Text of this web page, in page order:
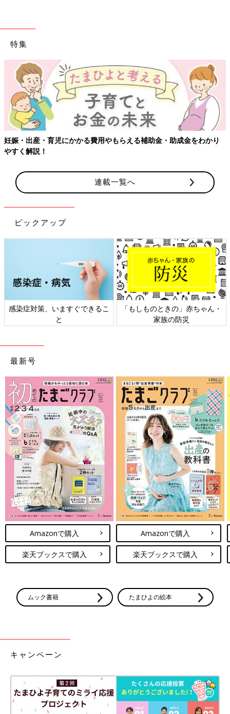
特集
妊娠・出産・育児にかかる費用やもらえる補助金・助成金をわかり
やすく解説！
連載一覧へ
ピックアップ
感染症対策、いますぐできるこ
と
「もしものときの」赤ちゃん・
家族の防災
最新号
Amazonで購入
楽天ブックスで購入
Amazonで購入
楽天ブックスで購入
ムック書籍 たまひよの絵本
キャンペーン